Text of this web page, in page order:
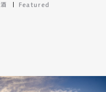
酒 Featured